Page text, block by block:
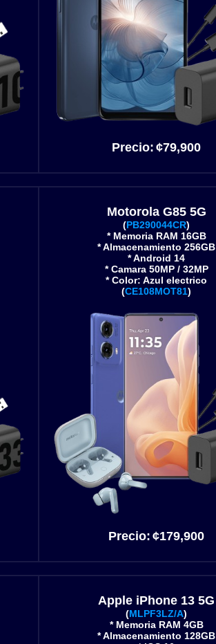
Precio: ¢79,900
Motorola G85 5G
(PB290044CR)
* Memoria RAM 16GB
* Almacenamiento 256GB
* Android 14
* Camara 50MP / 32MP
* Color: Azul electrico
(CE108MOT81)
Precio: ¢179,900
Apple iPhone 13 5G
(MLPF3LZ/A)
* Memoria RAM 4GB
* Almacenamiento 128GB